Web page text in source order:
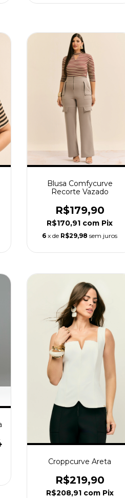
Blusa Comfycurve
Recorte Vazado
R$179,90
R$170,91 com Pix
6 x de R$29,98 sem juros
Croppcurve Areta
R$219,90
R$208,91 com Pix